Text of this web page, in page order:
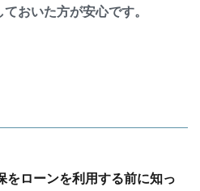
おいた方が安心です。
をローンを利用する前に知っ